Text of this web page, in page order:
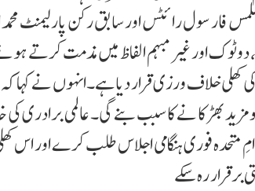
فار سول رائٹس اور سابق رکن پارلیمنٹ
اور غیر مبہم الفاظ میں مذمت کرتے ہوئے
کھلی خلاف ورزی قرار دیا ہے۔انہوں نے کہا
مزید بھڑکا نے کا سبب بنے گی۔ عالمی
متحدہ فوری ہنگامی اجلاس طلب کرے اور اس
برقرار رہ سکے